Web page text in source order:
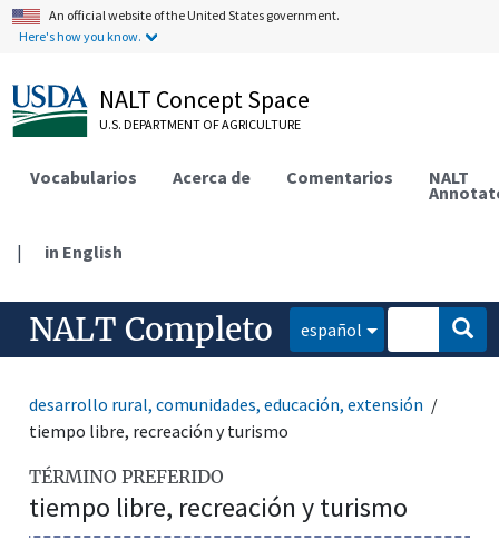
An official website of the United States government.
Here's how you know.
NALT Concept Space
U.S. DEPARTMENT OF AGRICULTURE
Vocabularios Acerca de Comentarios NALT
| in English
NALT Completo español
desarrollo rural, comunidades, educación, extensión
tiempo libre, recreación y turismo
TÉRMINO PREFERIDO
tiempo libre, recreación y turismo